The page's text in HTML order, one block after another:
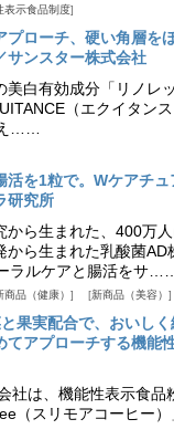
表示食品制度
プローチ、硬い角層を
サンスター株式会社
美白有効成分「リノ
（エクイタン
……
活を1粒で。Wケアチ
研究所
から生まれた、400万
から生まれた乳酸菌
ラルケアと腸活をサ……
商品（健康） 新商品（美容）
果実配合で、おいし
てアプローチする機能
社は、機能性表示食
（スリモアコーヒー